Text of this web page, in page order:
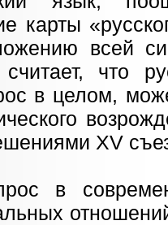
карты
всей
что
в целом,
XV
в